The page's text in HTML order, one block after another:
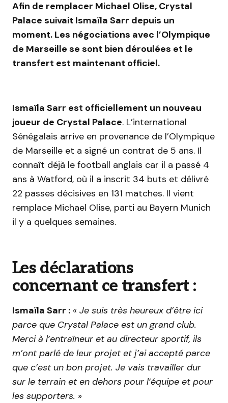
Afin de remplacer Michael Olise, Crystal
Palace suivait Ismaïla Sarr depuis un
moment. Les négociations avec l’Olympique
de Marseille se sont bien déroulées et le
transfert est maintenant officiel.
Ismaïla Sarr est officiellement un nouveau
joueur de Crystal Palace. L’international
Sénégalais arrive en provenance de l’Olympique
de Marseille et a signé un contrat de 5 ans. Il
connaît déjà le football anglais car il a passé 4
ans à Watford, où il a inscrit 34 buts et délivré
22 passes décisives en 131 matches. Il vient
remplace Michael Olise, parti au Bayern Munich
il y a quelques semaines.
Les déclarations
concernant ce transfert :
Ismaïla Sarr : « Je suis très heureux d’être ici
parce que Crystal Palace est un grand club.
Merci à l’entraîneur et au directeur sportif, ils
m’ont parlé de leur projet et j’ai accepté parce
que c’est un bon projet. Je vais travailler dur
sur le terrain et en dehors pour l’équipe et pour
les supporters. »